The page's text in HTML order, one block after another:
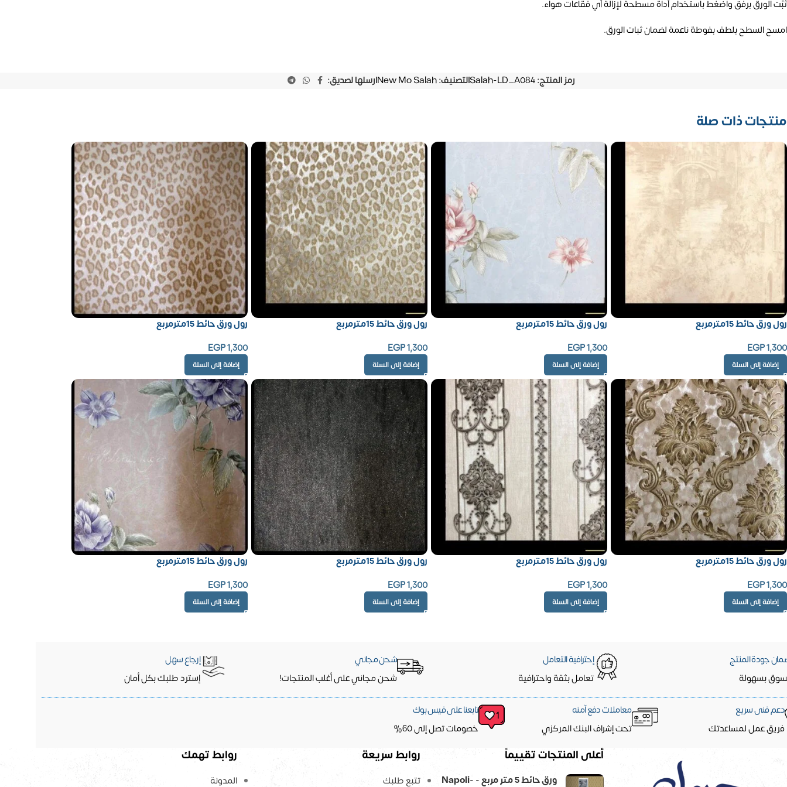
ثبّت الورق برفق واضغط باستخدام أداة مسطحة لإزالة أي فقاعات هواء.
امسح السطح بلطف بفوطة ناعمة لضمان ثبات الورق.
رمز المنتج:Salah-LD_A084التصنيف:New Mo Salahارسلها لصديق:
منتجات ذات صلة
رول ورق حائط 15مترمربع
EGP1,300
إضافة إلى السلة
رول ورق حائط 15مترمربع
EGP1,300
إضافة إلى السلة
رول ورق حائط 15مترمربع
EGP1,300
إضافة إلى السلة
رول ورق حائط 15مترمربع
EGP1,300
إضافة إلى السلة
رول ورق حائط 15مترمربع
EGP1,300
إضافة إلى السلة
رول ورق حائط 15مترمربع
EGP1,300
إضافة إلى السلة
رول ورق حائط 15مترمربع
EGP1,300
إضافة إلى السلة
رول ورق حائط 15مترمربع
EGP1,300
إضافة إلى السلة
جودة المنتج
بسهولة
إحترافية التعامل
تعامل بثقة واحترافية
شحن مجاني
شحن مجاني على أغلب المنتجات!
إرجاع سهل
إسترد طلبك بكل أمان
دعم فنى سريع
فريق عمل لمساعدتك
معاملات دفع آمنه
تحت إشراف البنك المركزي
تابعنا على فيس بوك
خصومات تصل إلى 60%
أعلى المنتجات تقييماً
ورق حائط 5 متر مربع - Napoli-
روابط سريعة
تتبع طلبك
روابط تهمك
المدونة